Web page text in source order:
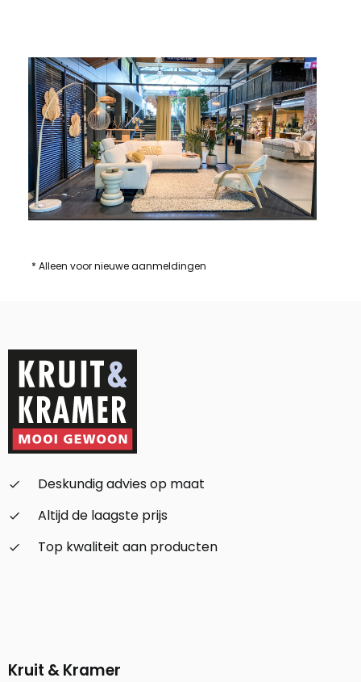
* Alleen voor nieuwe aanmeldingen
check_small
Deskundig advies op maat
check_small
Altijd de laagste prijs
check_small
Top kwaliteit aan producten
Kruit & Kramer